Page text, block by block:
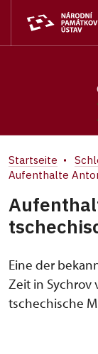
Startseite
Aufenthalte
Eine der
Zeit in Sychrov
tschechische